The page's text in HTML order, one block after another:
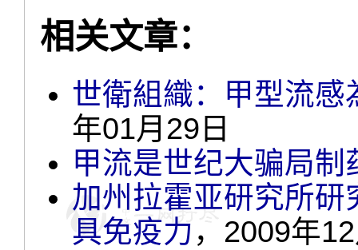
相关文章：
世衛組織：甲型流感
年01月29日
甲流是世纪大骗局制
加州拉霍亚研究所
具免疫力 ，2009年